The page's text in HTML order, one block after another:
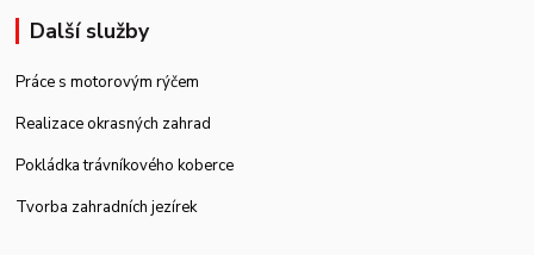
Další služby
Práce s motorovým rýčem
Realizace okrasných zahrad
Pokládka trávníkového koberce
Tvorba zahradních jezírek